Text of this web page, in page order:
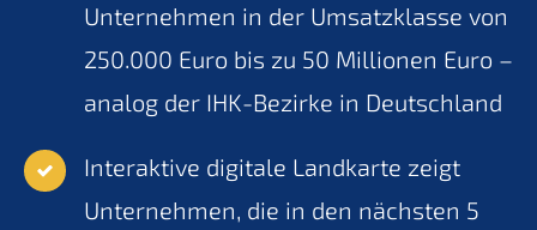
Unternehmen in der Umsatzklasse von
250.000 Euro bis zu 50 Millionen Euro –
analog der IHK-Bezirke in Deutschland
Interaktive digitale Landkarte zeigt
Unternehmen, die in den nächsten 5